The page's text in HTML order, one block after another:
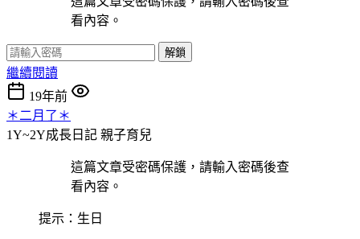
看內容。
解鎖
繼續閱讀
19年前
＊二月了＊
1Y~2Y成長日記 親子育兒
這篇文章受密碼保護，請輸入密碼後查
看內容。
提示：生日